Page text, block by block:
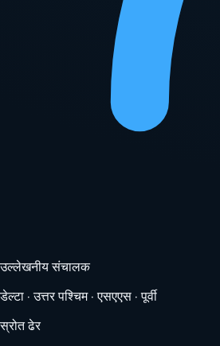
उल्लेखनीय संचालक
डेल्टा · उत्तर पश्चिम · एसएएस · पूर्वी
स्रोत ढेर